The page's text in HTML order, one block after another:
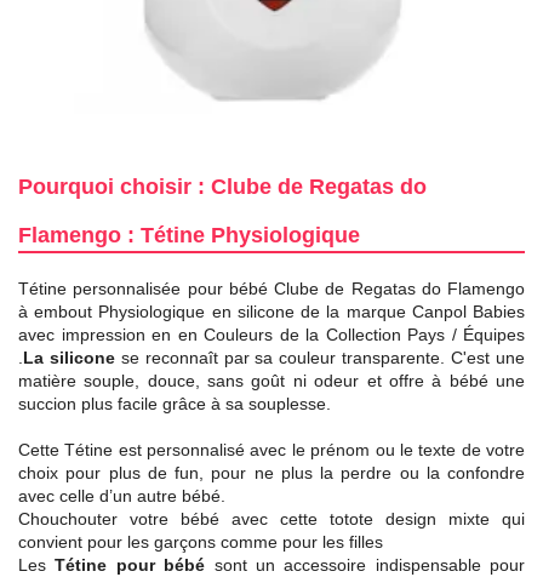
Pourquoi choisir : Clube de Regatas do
Flamengo : Tétine Physiologique
Tétine personnalisée pour bébé Clube de Regatas do Flamengo
à embout Physiologique en silicone de la marque Canpol Babies
avec impression en en Couleurs de la Collection Pays / Équipes
.La silicone se reconnaît par sa couleur transparente. C'est une
matière souple, douce, sans goût ni odeur et offre à bébé une
succion plus facile grâce à sa souplesse.
Cette Tétine est personnalisé avec le prénom ou le texte de votre
choix pour plus de fun, pour ne plus la perdre ou la confondre
avec celle d’un autre bébé.
Chouchouter votre bébé avec cette totote design mixte qui
convient pour les garçons comme pour les filles
LesTétine pour bébé sont un accessoire indispensable pour